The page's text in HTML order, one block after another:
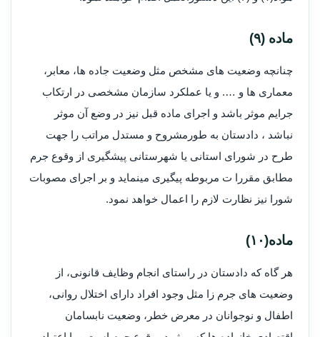
ماده (۹)
چنانچه وضعیت های مشخص مثل وضعیت جاده ­ها، معابر،
معماری­ ها و …. و یا عملکرد سازمان مشخصی در ارتکاب
جرایم موثر باشد و اجرای ماده قبل نیز در وضع آن موثر
نباشد ، دادستان به طورمشروح و مستدل مراتب را جهت
طرح در شورای استانی یا شهرستانی پیشگیری از وقوع جرم
مطابق مقررا ت مربوطه پیگیری می­نماید و بر اجرای مصوبات
شورا نیز نظارت لازم را اعمال خواهد نمود.
ماده(۱۰)
هر گاه که دادستان در راستای انجام وظایف قانونی، از
وضعیت های جرم­ زا مثل وجود افراد دارای اختلال روانی،
اطفال و نوجوانان در معرض خطر، وضعیت نابسامان